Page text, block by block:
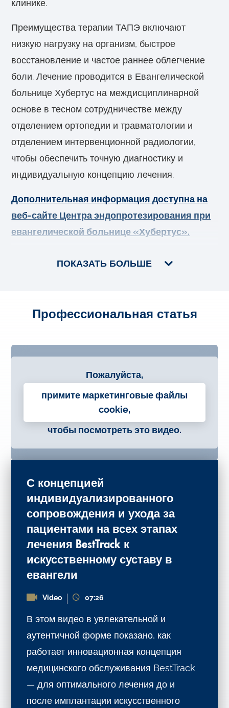
клинике.
Преимущества терапии ТАПЭ включают
низкую нагрузку на организм, быстрое
восстановление и частое раннее облегчение
боли. Лечение проводится в Евангелической
больнице Хубертус на междисциплинарной
основе в тесном сотрудничестве между
отделением ортопедии и травматологии и
отделением интервенционной радиологии,
чтобы обеспечить точную диагностику и
индивидуальную концепцию лечения.
Дополнительная информация доступна на
веб-сайте Центра эндопротезирования при
евангелической больнице «Хубертус».
ПОКАЗАТЬ БОЛЬШЕ
Профессиональная статья
Пожалуйста,
примите маркетинговые файлы
cookie,
чтобы посмотреть это видео.
С концепцией
индивидуализированного
сопровождения и ухода за
пациентами на всех этапах
лечения BestTrack к
искусственному суставу в
евангели
Video 07:26
В этом видео в увлекательной и
аутентичной форме показано, как
работает инновационная концепция
медицинского обслуживания BestTrack
— для оптимального лечения до и
после имплантации искусственного